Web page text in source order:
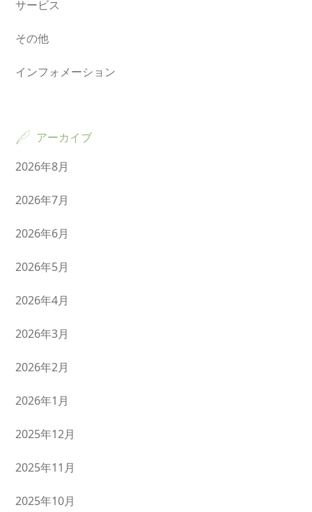
サービス
その他
インフォメーション
アーカイブ
2026年8月
2026年7月
2026年6月
2026年5月
2026年4月
2026年3月
2026年2月
2026年1月
2025年12月
2025年11月
2025年10月